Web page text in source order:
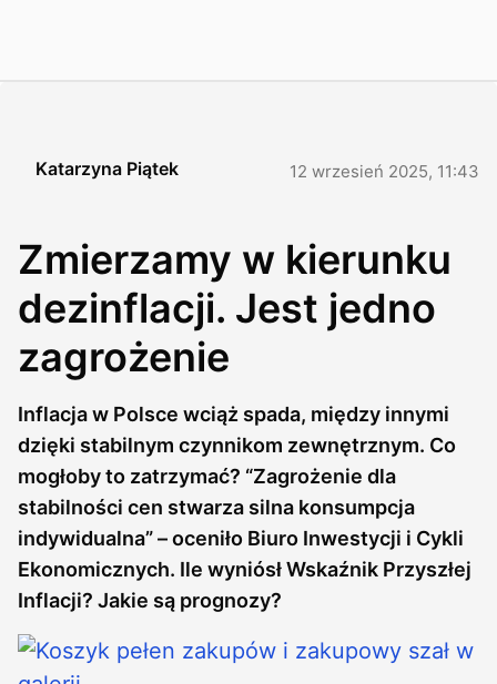
Katarzyna Piątek 12 wrzesień 2025, 11:43
Zmierzamy w kierunku
dezinflacji. Jest jedno
zagrożenie
Inflacja w Polsce wciąż spada, między innymi
dzięki stabilnym czynnikom zewnętrznym. Co
mogłoby to zatrzymać? “Zagrożenie dla
stabilności cen stwarza silna konsumpcja
indywidualna” – oceniło Biuro Inwestycji i Cykli
Ekonomicznych. Ile wyniósł Wskaźnik Przyszłej
Inflacji? Jakie są prognozy?